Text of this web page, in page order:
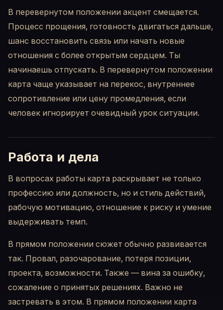
В перевернутом положении акцент смещается.
Процесс прощения, готовность двигаться дальше,
шанс восстановить связь или начать новые
отношения с более открытым сердцем. Ты
начинаешь отпускать. В перевернутом положении
карта чаще указывает на перекос, внутреннее
сопротивление или цену промедления, если
человек игнорирует очевидный урок ситуации.
Работа и дела
В вопросах работы карта раскрывает не только
профессию или должность, но и стиль действий,
рабочую мотивацию, отношение к риску и умение
выдерживать темп.
В прямом положении сюжет обычно развивается
так. Провал, разочарование, потеря позиции,
проекта, возможности. Также — вина за ошибку,
сожаление о принятых решениях. Важно не
застревать в этом. В прямом положении карта